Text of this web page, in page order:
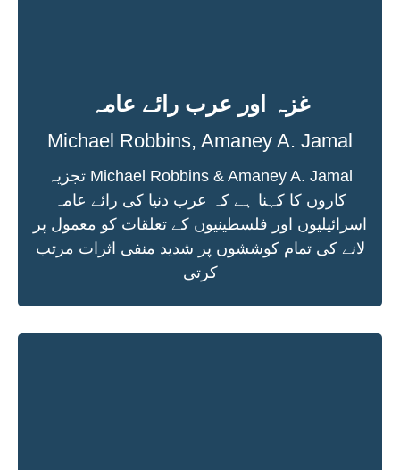
غزہ اور عرب رائے عامہ
Michael Robbins, Amaney A. Jamal
Michael Robbins & Amaney A. Jamal تجزیہ
کاروں کا کہنا ہے کہ عرب دنیا کی رائے عامہ
اسرائیلیوں اور فلسطینیوں کے تعلقات کو معمول پر
لانے کی تمام کوششوں پر شدید منفی اثرات مرتب
کرتی